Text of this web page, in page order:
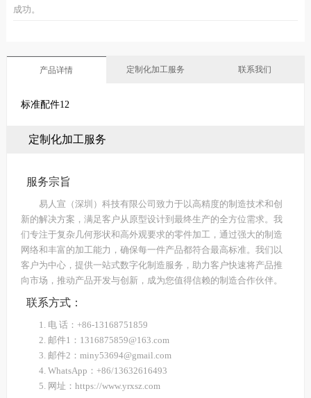
成功。
产品详情 定制化加工服务 联系我们
标准配件12
定制化加工服务
服务宗旨
易人宣（深圳）科技有限公司致力于以高精度的制造技术和创
新的解决方案，满足客户从原型设计到最终生产的全方位需求。我
们专注于复杂几何形状和高外观要求的零件加工，通过强大的制造
网络和丰富的加工能力，确保每一件产品都符合最高标准。我们以
客户为中心，提供一站式数字化制造服务，助力客户快速将产品推
向市场，推动产品开发与创新，成为您值得信赖的制造合作伙伴。
联系方式：
1. 电 话：+86-13168751859
2. 邮件1：1316875859@163.com
3. 邮件2：miny53694@gmail.com
4. WhatsApp：+86/13632616493
5. 网址：https://www.yrxsz.com